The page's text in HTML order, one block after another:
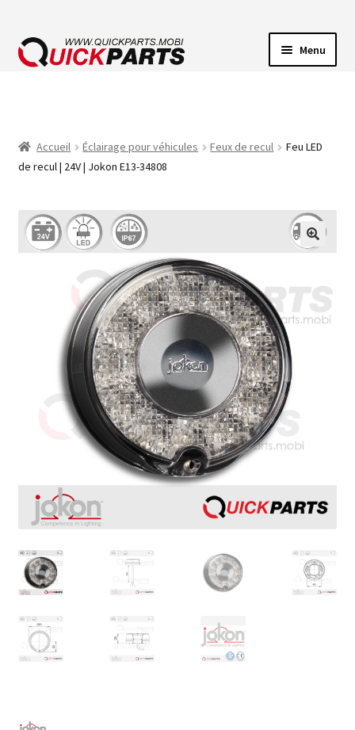
Menu
POMPES
AVERTISSEUR SONORE
Accueil Éclairage pour véhicules Feux de recul
Feu LED
de recul | 24V | Jokon E13-34808